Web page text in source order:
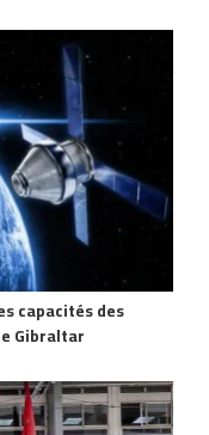
capacités des
Gibraltar